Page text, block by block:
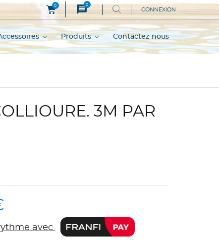
0 message0
CONNEXION
Produits Contactez-nous
3M PAR
avec